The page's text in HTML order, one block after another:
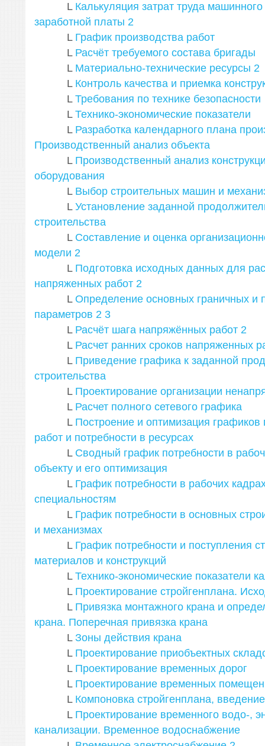
L Калькуляция затрат труда
заработной платы 2
L График производства работ
L Расчёт требуемого состава бригады
L Материально-технические ресурсы 2
L Контроль качества и приемка
L Требования по технике безопасности
L Технико-экономические показатели
L Разработка календарного плана
Производственный анализ объекта
L Производственный анализ
оборудования
L Выбор строительных машин и
L Установление заданной
строительства
L Составление и оценка
модели 2
L Подготовка исходных данных для
напряженных работ 2
L Определение основных граничных и
параметров 2 3
L Расчёт шага напряжённых работ 2
L Расчет ранних сроков напряженных
L Приведение графика к заданной
строительства
L Проектирование организации
L Расчет полного сетевого графика
L Построение и оптимизация графиков
работ и потребности в ресурсах
L Сводный график потребности в
объекту и его оптимизация
L График потребности в рабочих
специальностям
L График потребности в основных
и механизмах
L График потребности и поступления
материалов и конструкций
L Технико-экономические показатели
L Проектирование стройгенплана.
L Привязка монтажного крана и
крана. Поперечная привязка крана
L Зоны действия крана
L Проектирование приобъектных
L Проектирование временных дорог
L Проектирование временных
L Компоновка стройгенплана,
L Проектирование временного водо-,
канализации. Временное водоснабжение